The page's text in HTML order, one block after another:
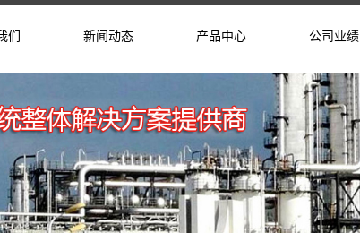
们 新闻动态 产品中心 公司业绩